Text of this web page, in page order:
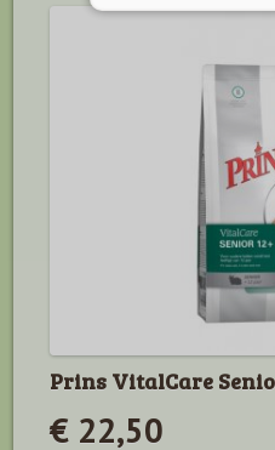
Prins VitalCare
€ 22,50